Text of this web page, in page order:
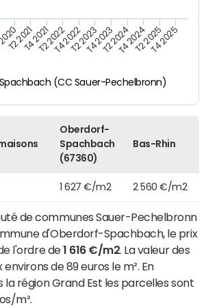
(CC Sauer-Pechelbronn)
T2 2021T4 2021T2 2022T4 2022T2 2023T4 2023T2 2024T4 2024T2 2025T4 2025
Oberdorf-
Spachbach
(67360)
Bas-Rhin
1 627 €/m2 2 560 €/m2
de communes Sauer-Pechelbronn
d'Oberdorf-Spachbach, le prix
l'ordre de1 616 €/m2 . La valeur des
de 89 euros le m². En
la région Grand Est les parcelles sont
m².